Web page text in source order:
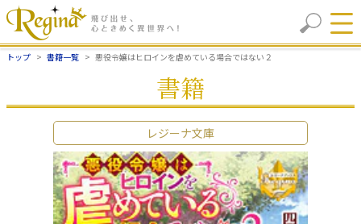
トップ 書籍一覧 悪役令嬢はヒロインを虐めている場合ではない２
書籍
レジーナ文庫